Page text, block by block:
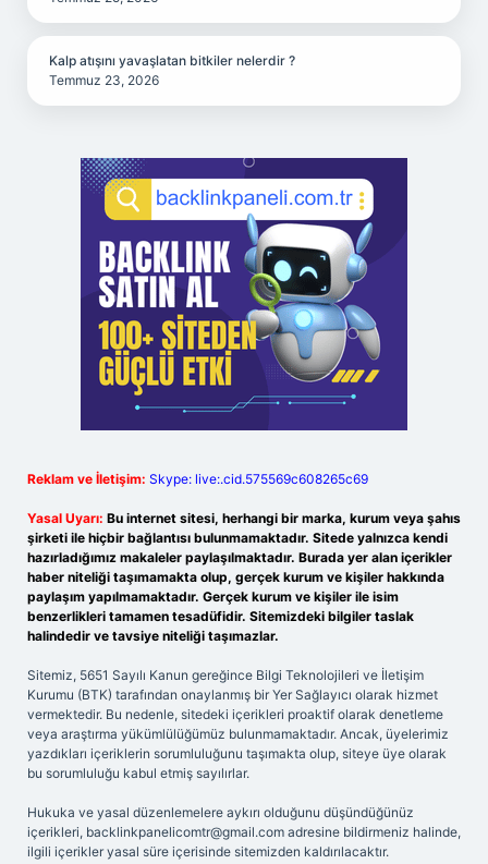
Kalp atışını yavaşlatan bitkiler nelerdir ?
Temmuz 23, 2026
Reklam ve İletişim: Skype: live:.cid.575569c608265c69
Yasal Uyarı: Bu internet sitesi, herhangi bir marka, kurum veya şahıs
şirketi ile hiçbir bağlantısı bulunmamaktadır. Sitede yalnızca kendi
hazırladığımız makaleler paylaşılmaktadır. Burada yer alan içerikler
haber niteliği taşımamakta olup, gerçek kurum ve kişiler hakkında
paylaşım yapılmamaktadır. Gerçek kurum ve kişiler ile isim
benzerlikleri tamamen tesadüfidir. Sitemizdeki bilgiler taslak
halindedir ve tavsiye niteliği taşımazlar.
Sitemiz, 5651 Sayılı Kanun gereğince Bilgi Teknolojileri ve İletişim
Kurumu (BTK) tarafından onaylanmış bir Yer Sağlayıcı olarak hizmet
vermektedir. Bu nedenle, sitedeki içerikleri proaktif olarak denetleme
veya araştırma yükümlülüğümüz bulunmamaktadır. Ancak, üyelerimiz
yazdıkları içeriklerin sorumluluğunu taşımakta olup, siteye üye olarak
bu sorumluluğu kabul etmiş sayılırlar.
Hukuka ve yasal düzenlemelere aykırı olduğunu düşündüğünüz
içerikleri, backlinkpanelicomtr@gmail.com adresine bildirmeniz halinde,
ilgili içerikler yasal süre içerisinde sitemizden kaldırılacaktır.